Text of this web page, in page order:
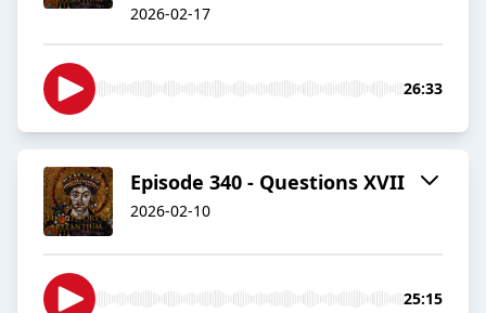
2026-02-17
26:33
Episode 340 - Questions XVII
2026-02-10
25:15